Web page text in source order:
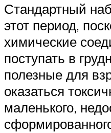
Стандартный
этот период,
химические
поступать в
полезные для
оказаться
маленького,